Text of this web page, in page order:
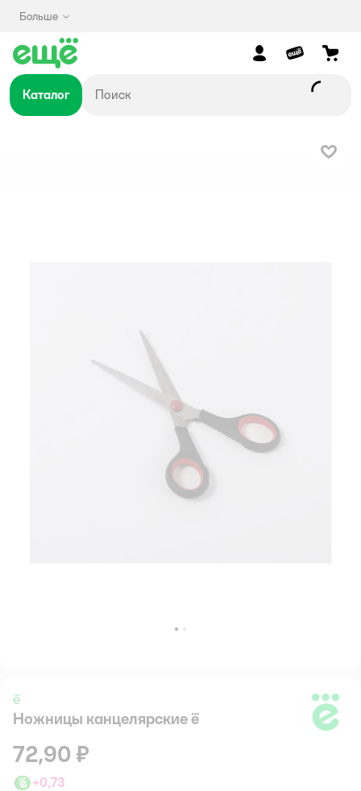
Больше
Каталог
В
ё
Ножницы канцелярские ё
72,90 ₽
+0,73